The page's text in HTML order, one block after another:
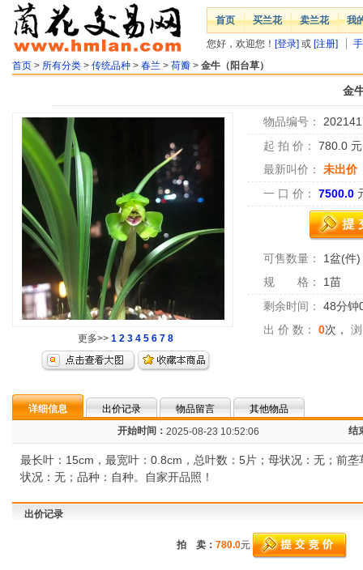
首页 买兰花 卖兰花 我
您好，欢迎您！ [登录] 或 [注册]
首页 > 所有分类 > 传统品种 > 春兰 > 荷瓣 > 金牛（阳台草）
金
更多>> 1 2 3 4 5 6 7 8
物品编号：
起 拍 价：
780.0
最新叫价：
未出价
一 口 价：
7500.0
可售数量： 1盆(件)
规 格：
1苗
剩余时间：
48分钟
出 价 数：
0次，
详细信息 出价记录 物品留言
其他物品
开始时间： 2025-08-23 10:52:06 结
最长叶：15cm，最宽叶：0.8cm，总叶数：5片；母状况：无；前
状况：无；品种：自种。自家开品照！
出价记录
拍 卖： 780.0元